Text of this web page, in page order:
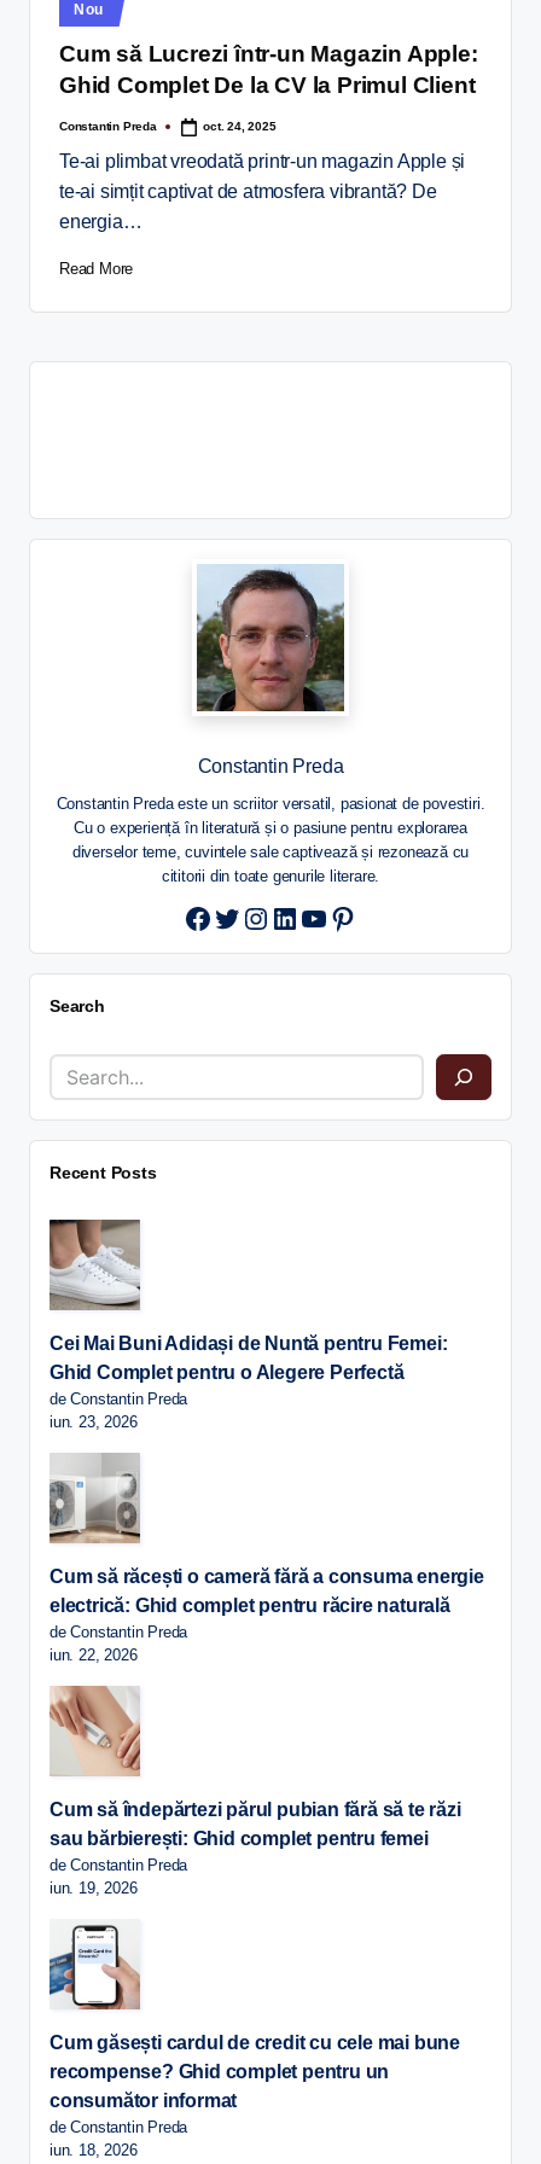
Nou
Cum să Lucrezi într-un Magazin Apple:
Ghid Complet De la CV la Primul Client
Constantin Preda oct. 24, 2025
Te-ai plimbat vreodată printr-un magazin Apple și
te-ai simțit captivat de atmosfera vibrantă? De
energia…
Read More
Constantin Preda
Constantin Preda este un scriitor versatil, pasionat de povestiri.
Cu o experiență în literatură și o pasiune pentru explorarea
diverselor teme, cuvintele sale captivează și rezonează cu
cititorii din toate genurile literare.
Twitter
Instagram
LinkedIn
YouTube
Pinterest
Search
Recent Posts
Cei Mai Buni Adidași de Nuntă pentru Femei:
Ghid Complet pentru o Alegere Perfectă
de Constantin Preda
iun. 23, 2026
Cum să răcești o cameră fără a consuma energie
electrică: Ghid complet pentru răcire naturală
de Constantin Preda
iun. 22, 2026
Cum să îndepărtezi părul pubian fără să te răzi
sau bărbierești: Ghid complet pentru femei
de Constantin Preda
iun. 19, 2026
Cum găsești cardul de credit cu cele mai bune
recompense? Ghid complet pentru un
consumător informat
de Constantin Preda
iun. 18, 2026